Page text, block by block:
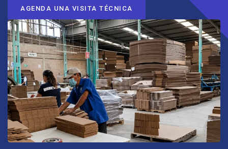
AGENDA UNA VISITA TÉCNICA